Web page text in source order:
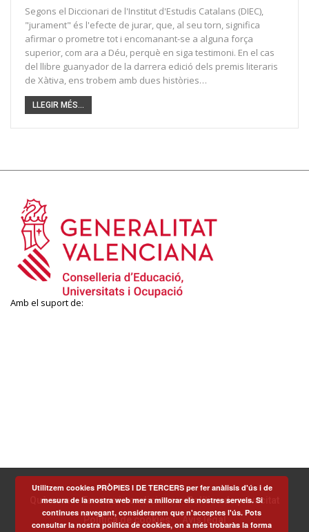
Segons el Diccionari de l'Institut d'Estudis Catalans (DIEC),
"jurament" és l'efecte de jurar, que, al seu torn, significa
afirmar o prometre tot i encomanant-se a alguna força
superior, com ara a Déu, perquè en siga testimoni. En el cas
del llibre guanyador de la darrera edició dels premis literaris
de Xàtiva, ens trobem amb dues històries…
LLEGIR MÉS...
Amb el suport de:
Què som Termes i condicions
Política de privacitat
Política de cookies
Avís legal
Utilitzem cookies PRÒPIES I DE TERCERS per fer anàlisis d'ús i de
mesura de la nostra web mer a millorar els nostres serveis. Si
continues navegant, considerarem que n'acceptes l'ús. Pots
consultar la nostra política de cookies, on a més trobaràs la forma